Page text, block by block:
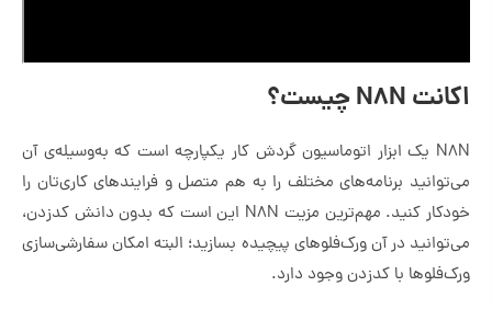
اکانت N8N چیست؟
N8N یک ابزار اتوماسیون گردش کار یکپارچه است که به‌وسیله‌ی آن
می‌توانید برنامه‌های مختلف را به هم متصل و فرایندهای کاری‌تان را
خودکار کنید. مهم‌ترین مزیت N8N این است که بدون دانش کدزدن،
می‌توانید در آن ورک‌فلوهای پیچیده بسازید؛ البته امکان سفارشی‌سازی
ورک‌فلوها با کدزدن وجود دارد.